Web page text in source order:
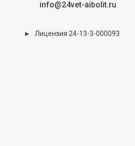
info@24vet-aibolit.ru
► Лицензия 24-13-3-000093